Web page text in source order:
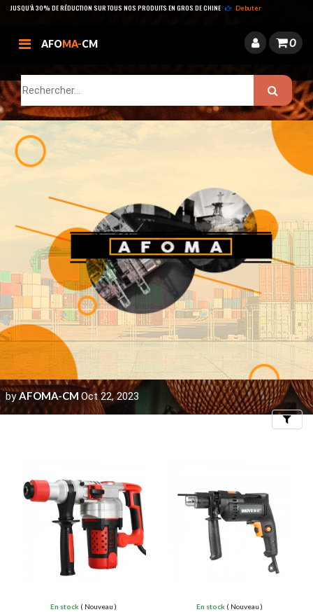
JUSQU’À 30% DE RÉDUCTION SUR TOUS NOS PRODUITS EN GROS DE CHINE Debuter
AFOMA-CM 0
byAFOMA-CMOct 22, 2023
Filters
En stock ( Nouveau ) En stock ( Nouveau )